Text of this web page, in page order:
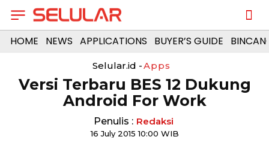
HOME NEWS APPLICATIONS BUYER’S GUIDE
Selular.id -Apps
Versi Terbaru BES 12 Dukung
Android For Work
Penulis : Redaksi
16 July 2015 10:00 WIB